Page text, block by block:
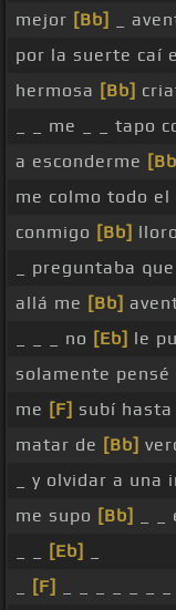
mejor [Bb]
_
por la suerte caí
hermosa [Bb]
_ _ me _ _ tapo
a esconderme
me colmo todo el
conmigo [Bb] lloro
_ preguntaba
allá me [Bb]
_ _ _ no [Eb] le
solamente pensé
me [F] subí
matar de [Bb]
_ y olvidar a una
me supo [Bb]
_ _
[Eb]
[F]